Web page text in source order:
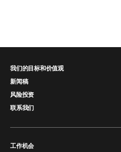
我们的目标和价值观
新闻稿
风险投资
联系我们
工作机会